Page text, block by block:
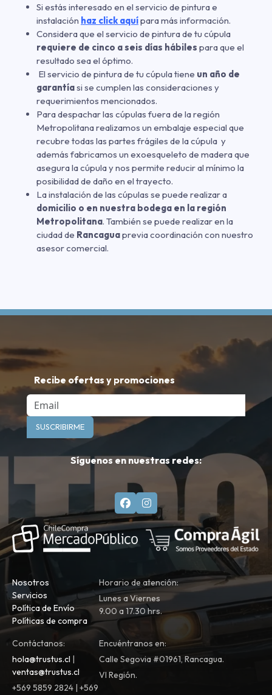
Si estás interesado en el servicio de pintura e
instalación haz click aquípara más información.
Considera que el servicio de pintura de tu cúpula
requiere de cinco a seis días hábiles para que el
resultado sea el óptimo.
El servicio de pintura de tu cúpula tiene un año de
garantíasi se cumplen las consideraciones y
requerimientos mencionados.
Para despachar las cúpulas fuera de la región
Metropolitana realizamos un embalaje especial que
recubre todas las partes frágiles de la cúpula y
además fabricamos un exoesqueleto de madera que
asegura la cúpula y nos permite reducir al mínimo la
posibilidad de daño en el trayecto.
La instalación de las cúpulas se puede realizar a
domicilio o en nuestra bodega en la región
Metropolitana. También se puede realizar en la
ciudad de Rancaguaprevia coordinación con nuestro
asesor comercial.
Recibe ofertas y promociones
Email
SUSCRIBIRME
Síguenos en nuestras redes:
Nosotros
Servicios
Política de Envío
Políticas de compra
Horario de atención:
Lunes a Viernes
9.00 a 17.30 hrs.
Contáctanos:
hola@trustus.cl
ventas@trustus.cl
+569 5859 2824 | +569
Encuéntranos en:
Calle Segovia #01961, Rancagua.
VI Región.